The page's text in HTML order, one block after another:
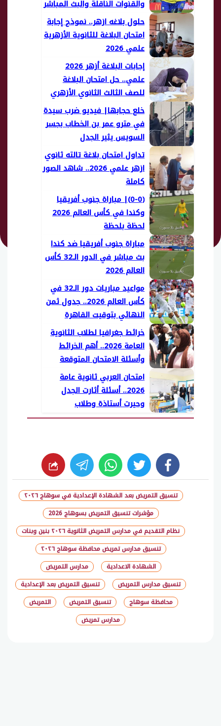
والقنوات الناقلة والبث المباشر
حلول بلاغه ازهر.. نموذج إجابة
امتحان البلاغة للثانوية الأزهرية
علمي 2026
إجابات البلاغة أزهر 2026
علمي.. حل امتحان البلاغة
للصف الثالث الثانوي الأزهري
خلع حجابها| فيديو ضرب سيدة
في مترو عمر بن الخطاب بجسر
السويس يثير الجدل
تداول امتحان بلاغة تالته ثانوي
ازهر علمي 2026.. شاهد الصور
كاملة
(0-0)| مباراة جنوب أفريقيا
وكندا في كأس العالم 2026
لحظة بلحظة
مباراة جنوب أفريقيا ضد كندا
بث مباشر في الدور الـ32 كأس
العالم 2026
مواعيد مباريات دور الـ32 في
كأس العالم 2026.. جدول ثمن
النهائي بتوقيت القاهرة
خرائط جغرافيا لطلاب الثانوية
العامة 2026.. أهم الخرائط
وأسئلة الامتحان المتوقعة
امتحان العربي ثانوية عامة
2026.. أسئلة أثارت الجدل
وحيرت أستاذة وطلاب
facebook
twitter
whats
تنسيق التمريض بعد الشهادة الإعدادية في سوهاج ٢٠٢٦
مؤشرات تنسيق التمريض بسوهاج 2026
نظام التقديم في مدارس التمريض الثانوية ٢٠٢٦ بنين وبنات
تنسيق مدارس تمريض محافظة سوهاج ٢٠٢٦
الشهادة الاعدادية
مدارس التمريض
تنسيق مدارس التمريض
تنسيق التمريض بعد الإعدادية
محافظة سوهاج
تنسيق التمريض
التمريض
مدارس تمريض